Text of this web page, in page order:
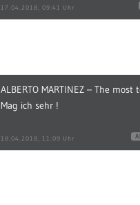
17.04.2018, 09:41 Uhr
ALBERTO MARTINEZ – The most
Mag ich sehr !
18.04.2018, 11:09 Uhr